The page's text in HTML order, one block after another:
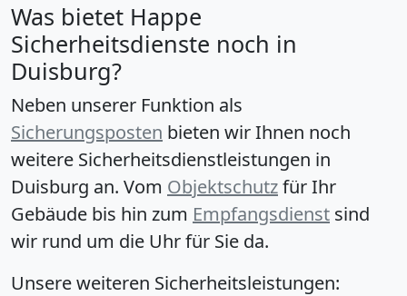
Was bietet Happe
Sicherheitsdienste noch in
Duisburg?
Neben unserer Funktion als
Sicherungsposten bieten wir Ihnen noch
weitere Sicherheitsdienstleistungen in
Duisburg an. Vom Objektschutzfür Ihr
Gebäude bis hin zum Empfangsdienst sind
wir rund um die Uhr für Sie da.
Unsere weiteren Sicherheitsleistungen: